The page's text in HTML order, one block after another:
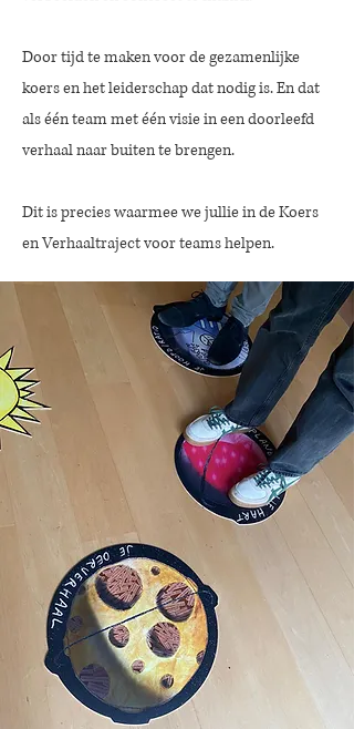
Door tijd te maken voor de gezamenlijke
koers en het leiderschap dat nodig is. En dat
als één team met één visie in een doorleefd
verhaal naar buiten te brengen.
Dit is precies waarmee we jullie in de Koers
en Verhaaltraject voor teams helpen.